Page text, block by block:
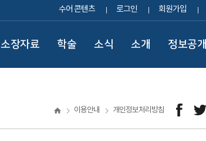
수어 콘텐츠 로그인 회원가입
소장자료 학술 소식 소개 정보공개
이용안내 개인정보처리방침